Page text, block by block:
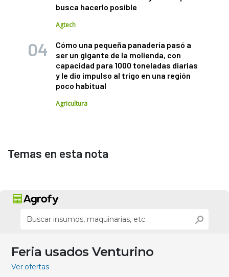
busca hacerlo posible
Agtech
Cómo una pequeña panadería pasó a
ser un gigante de la molienda, con
capacidad para 1000 toneladas diarias
y le dio impulso al trigo en una región
poco habitual
Agricultura
Temas en esta nota
Feria usados Venturino
Ver ofertas